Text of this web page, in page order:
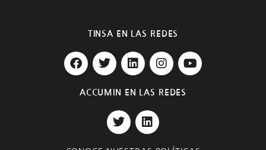
TINSA EN LAS REDES
F
a
e
T
w
t
e
r
L
i
k
d
I
n
t
Y
o
ACCUMIN EN LAS REDES
T
w
L
i